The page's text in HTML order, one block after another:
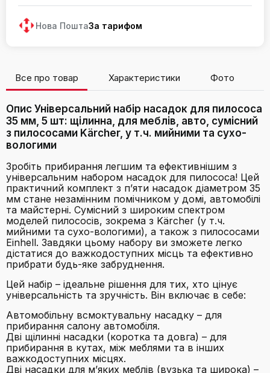
Нова ПоштаЗа тарифом
Все про товар Характеристики Фото
Опис Універсальний набір насадок для пилососа
35 мм, 5 шт: щілинна, для меблів, авто, сумісний
з пилососами Kärcher, у т.ч. мийними та сухо-
вологими
Зробіть прибирання легшим та ефективнішим з
універсальним набором насадок для пилососа! Цей
практичний комплект з п’яти насадок діаметром 35
мм стане незамінним помічником у домі, автомобілі
та майстерні. Сумісний з широким спектром
моделей пилососів, зокрема з Kärcher (у т.ч.
мийними та сухо-вологими), а також з пилососами
Einhell. Завдяки цьому набору ви зможете легко
дістатися до важкодоступних місць та ефективно
прибрати будь-яке забруднення.
Цей набір – ідеальне рішення для тих, хто цінує
універсальність та зручність. Він включає в себе:
Автомобільну всмоктувальну насадку – для
прибирання салону автомобіля.
Дві щілинні насадки (коротка та довга) – для
прибирання в кутах, між меблями та в інших
важкодоступних місцях.
Дві насадки для м’яких меблів (вузька та широка) –